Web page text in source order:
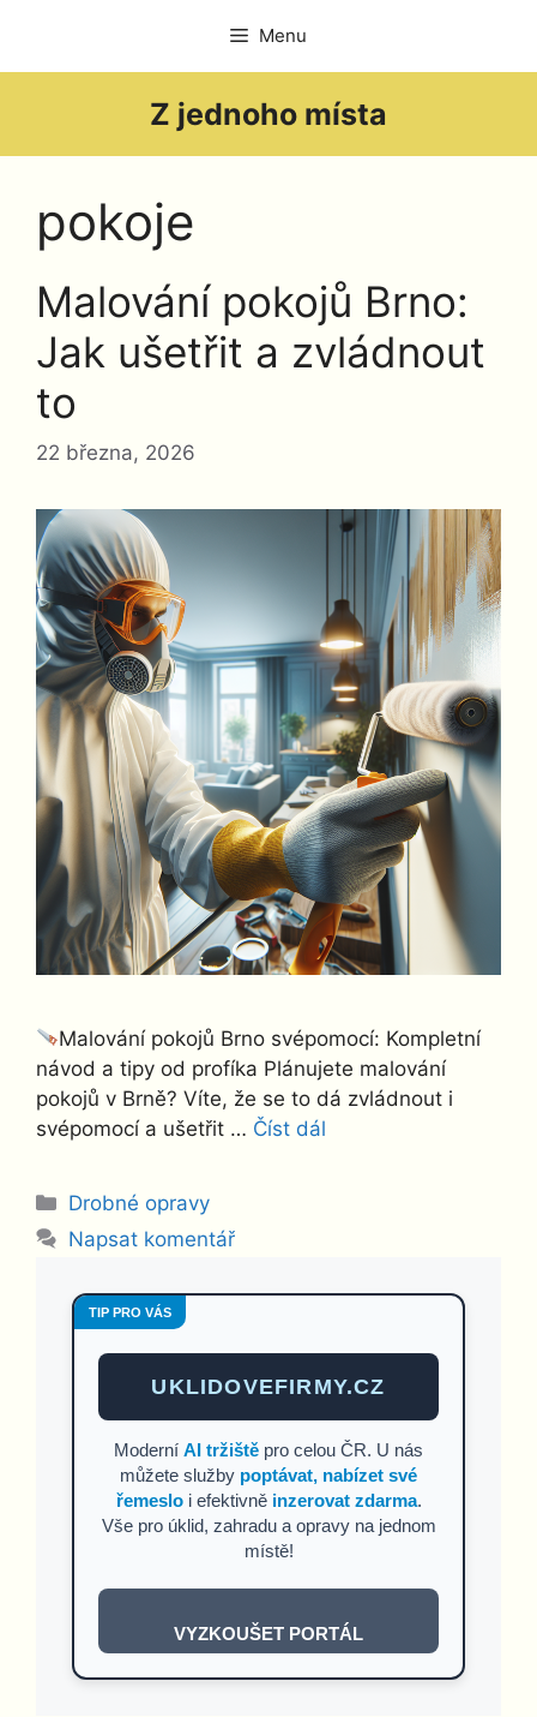
obsah
Menu
Z jednoho místa
pokoje
Malování pokojů Brno:
Jak ušetřit a zvládnout
to
22 března, 2026
Malování pokojů Brno svépomocí: Kompletní
návod a tipy od profíka Plánujete malování
pokojů v Brně? Víte, že se to dá zvládnout i
svépomocí a ušetřit … Číst dál
Rubriky
Drobné opravy
Napsat komentář
TIP PRO VÁS
UKLIDOVEFIRMY.CZ
Moderní AI tržiště pro celou ČR. U nás
můžete služby poptávat, nabízet své
řemesloi efektivně inzerovat zdarma.
Vše pro úklid, zahradu a opravy na jednom
místě!
VYZKOUŠET PORTÁL